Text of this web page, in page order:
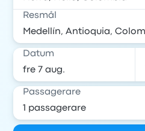
Resmål
Datum
Passagerare